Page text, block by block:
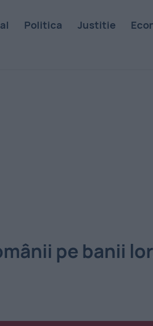
Politica Justitie
pe banii